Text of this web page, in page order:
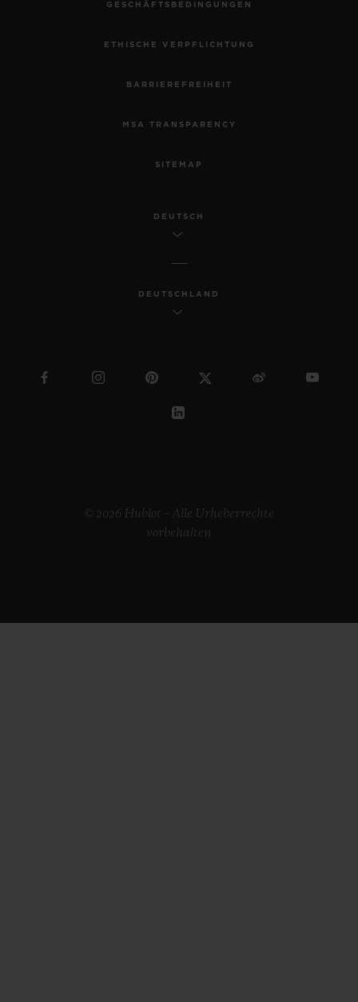
GESCHÄFTSBEDINGUNGEN
ETHISCHE VERPFLICHTUNG
BARRIEREFREIHEIT
MSA TRANSPARENCY
SITEMAP
DEUTSCH
DEUTSCHLAND
© 2026 Hublot – Alle Urheberrechte
vorbehalten